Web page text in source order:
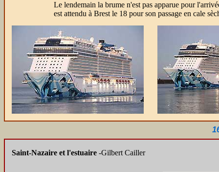
Le lendemain la brume n'est pas apparue pour
est attendu à Brest le 18 pour son passage en cale
Saint-Nazaire et l'estuaire -Gilbert Cailler